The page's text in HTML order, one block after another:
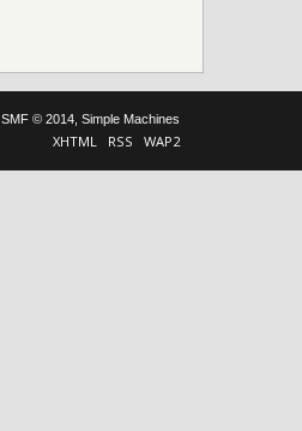
SMF © 2014, Simple Machines
XHTML RSS WAP2